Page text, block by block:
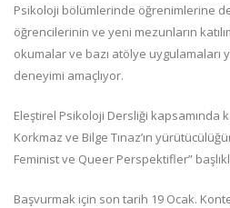
Psikoloji bölümlerinde öğrenimlerine
öğrencilerinin ve yeni mezunların
okumalar ve bazı atölye
deneyimi amaçlıyor.
Eleştirel Psikoloji Dersliği kapsamında
Korkmaz ve Bilge Tınaz’ın
Feminist ve Queer Perspektifler”
Başvurmak için son tarih 19 Ocak.